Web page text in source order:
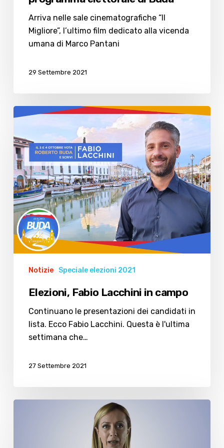
Arriva nelle sale cinematografiche “Il
Migliore”, l’ultimo film dedicato alla vicenda
umana di Marco Pantani
29 Settembre 2021
Elezioni,
Lacchini
in
campo
Notizie Speciale elezioni 2021
Elezioni, Fabio Lacchini in campo
Continuano le presentazioni dei candidati in
lista. Ecco Fabio Lacchini. Questa è l'ultima
settimana che…
27 Settembre 2021